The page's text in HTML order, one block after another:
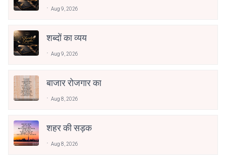
Aug 9, 2026
शब्दों का व्यय
Aug 9, 2026
बाजार रोजगार का
Aug 8, 2026
शहर की सड़क
Aug 8, 2026